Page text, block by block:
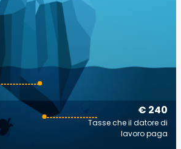
€ 240
Tasse che il datore di
lavoro paga